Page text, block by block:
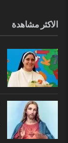
الاكثر مشاهدة